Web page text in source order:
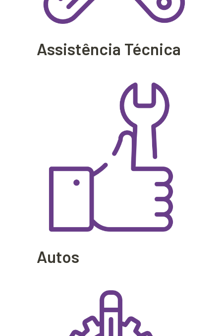
Assistência Técnica
Autos